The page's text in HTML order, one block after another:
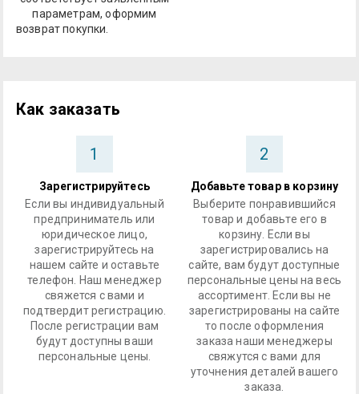
параметрам, оформим
возврат покупки.
Как заказать
1
Зарегистрируйтесь
Если вы индивидуальный
предприниматель или
юридическое лицо,
зарегистрируйтесь на
нашем сайте и оставьте
телефон. Наш менеджер
свяжется с вами и
подтвердит регистрацию.
После регистрации вам
будут доступны ваши
персональные цены.
2
Добавьте товар в корзину
Выберите понравившийся
товар и добавьте его в
корзину. Если вы
зарегистрировались на
сайте, вам будут доступные
персональные цены на весь
ассортимент. Если вы не
зарегистрированы на сайте
то после оформления
заказа наши менеджеры
свяжутся с вами для
уточнения деталей вашего
заказа.